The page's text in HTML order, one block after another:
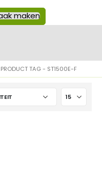
maken
PRODUCT TAG - ST1500E-F